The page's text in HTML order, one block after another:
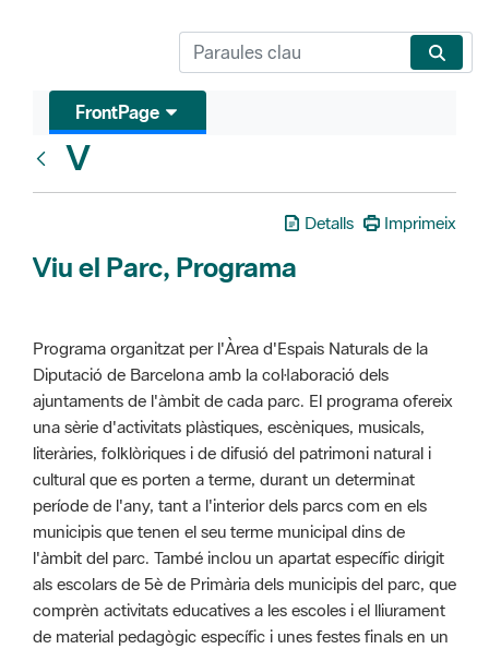
FrontPage
V
Detalls Imprimeix
Viu el Parc, Programa
Programa organitzat per l'Àrea d'Espais Naturals de la
Diputació de Barcelona amb la col·laboració dels
ajuntaments de l'àmbit de cada parc. El programa ofereix
una sèrie d'activitats plàstiques, escèniques, musicals,
literàries, folklòriques i de difusió del patrimoni natural i
cultural que es porten a terme, durant un determinat
període de l'any, tant a l'interior dels parcs com en els
municipis que tenen el seu terme municipal dins de
l'àmbit del parc. També inclou un apartat específic dirigit
als escolars de 5è de Primària dels municipis del parc, que
comprèn activitats educatives a les escoles i el lliurament
de material pedagògic específic i unes festes finals en un